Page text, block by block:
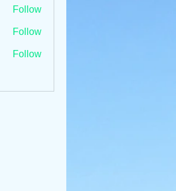
Follow
Follow
Follow